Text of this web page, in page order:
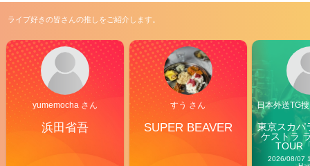
ライブ好きの皆さんの推しをご紹介します。
yumemocha さん
浜田省吾
すう さん
SUPER BEAVER
日本外送TG
東京スカパ
ケストラ
TOUR
2026/08/07